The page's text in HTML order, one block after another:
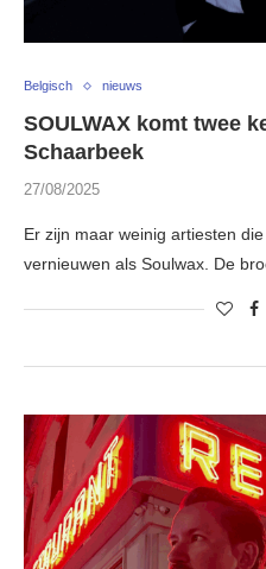
Belgisch nieuws
SOULWAX komt twee
Schaarbeek
27/08/2025
Er zijn maar weinig artiesten
vernieuwen als Soulwax. De